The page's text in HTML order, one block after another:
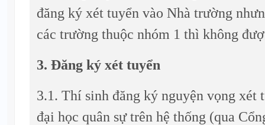
đăng ký xét tuyển vào Nhà trường
các trường thuộc nhóm 1 thì không
3. Đăng ký xét tuyển
3.1. Thí sinh đăng ký nguyện vọng xét
đại học quân sự trên hệ thống (qua